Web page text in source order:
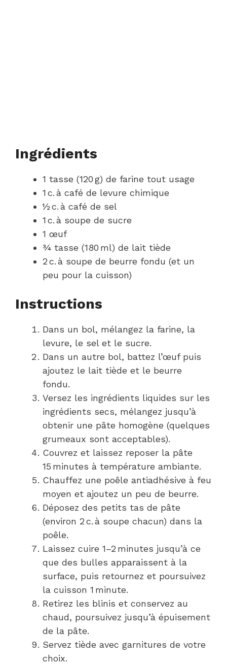
Ingrédients
1 tasse (120 g) de farine tout usage
1 c. à café de levure chimique
½ c. à café de sel
1 c. à soupe de sucre
1 œuf
¾ tasse (180 ml) de lait tiède
2 c. à soupe de beurre fondu (et un
peu pour la cuisson)
Instructions
Dans un bol, mélangez la farine, la
levure, le sel et le sucre.
Dans un autre bol, battez l’œuf puis
ajoutez le lait tiède et le beurre
fondu.
Versez les ingrédients liquides sur les
ingrédients secs, mélangez jusqu’à
obtenir une pâte homogène (quelques
grumeaux sont acceptables).
Couvrez et laissez reposer la pâte
15 minutes à température ambiante.
Chauffez une poêle antiadhésive à feu
moyen et ajoutez un peu de beurre.
Déposez des petits tas de pâte
(environ 2 c. à soupe chacun) dans la
poêle.
Laissez cuire 1–2 minutes jusqu’à ce
que des bulles apparaissent à la
surface, puis retournez et poursuivez
la cuisson 1 minute.
Retirez les blinis et conservez au
chaud, poursuivez jusqu’à épuisement
de la pâte.
Servez tiède avec garnitures de votre
choix.